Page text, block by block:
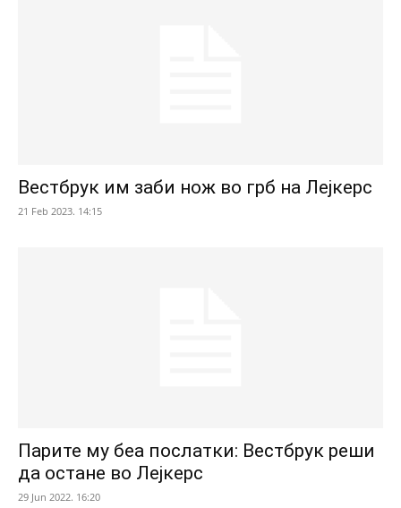
Вестбрук им заби нож во грб на Лејкерс
21 Feb 2023. 14:15
Парите му беа послатки: Вестбрук реши
да остане во Лејкерс
29 Jun 2022. 16:20